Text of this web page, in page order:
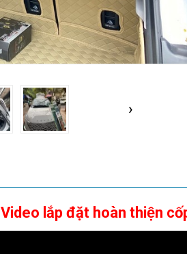
›
Video lắp đặt hoàn thiện